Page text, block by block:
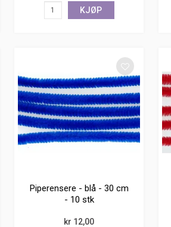
KJØP
Piperensere - blå - 30 cm
- 10 stk
kr 12,00